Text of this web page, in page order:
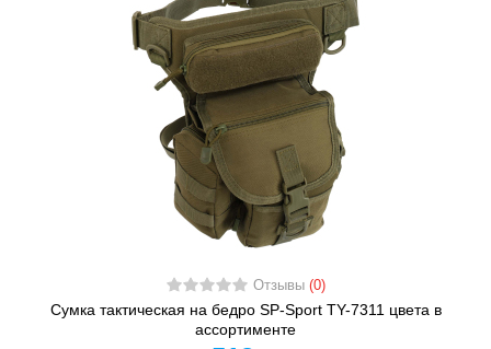
Отзывы (0)
Сумка тактическая на бедро SP-Sport TY-7311 цвета в
ассортименте